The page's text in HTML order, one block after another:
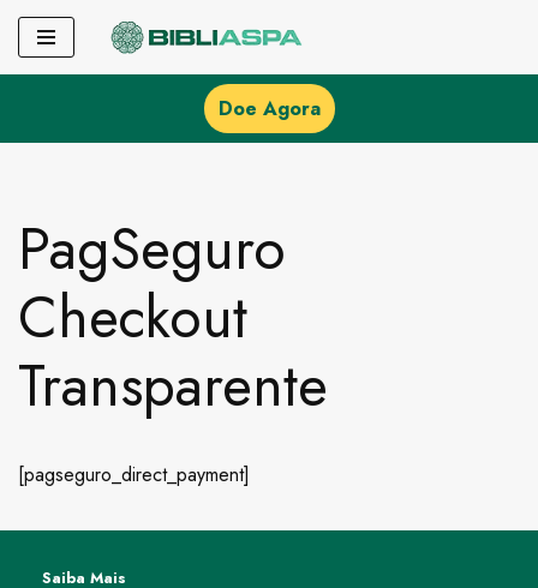
Pular
o
Doe Agora
PagSeguro
Checkout
Transparente
[pagseguro_direct_payment]
Saiba Mais